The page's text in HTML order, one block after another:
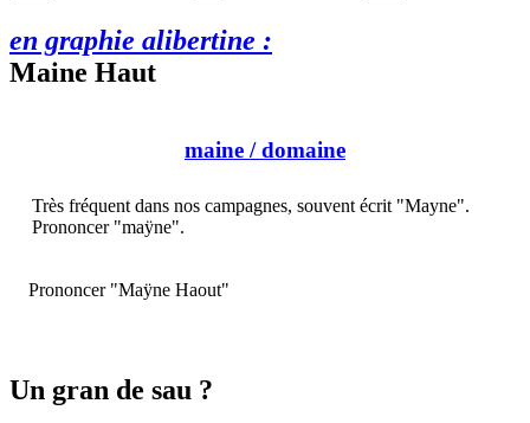
en graphie alibertine :
Maine Haut
maine / domaine
Très fréquent dans nos campagnes, souvent écrit "Mayne".
Prononcer "maÿne".
Prononcer "Maÿne Haout"
Un gran de sau ?